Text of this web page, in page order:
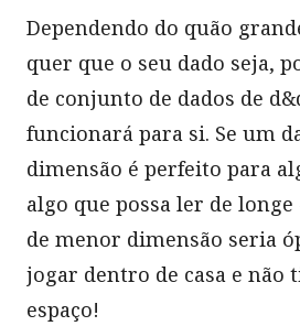
Dependendo do quão
quer que o seu dado seja,
de conjunto de dados de
funcionará para si. Se um
dimensão é perfeito para
algo que possa ler de
de menor dimensão seria
jogar dentro de casa e não
espaço!